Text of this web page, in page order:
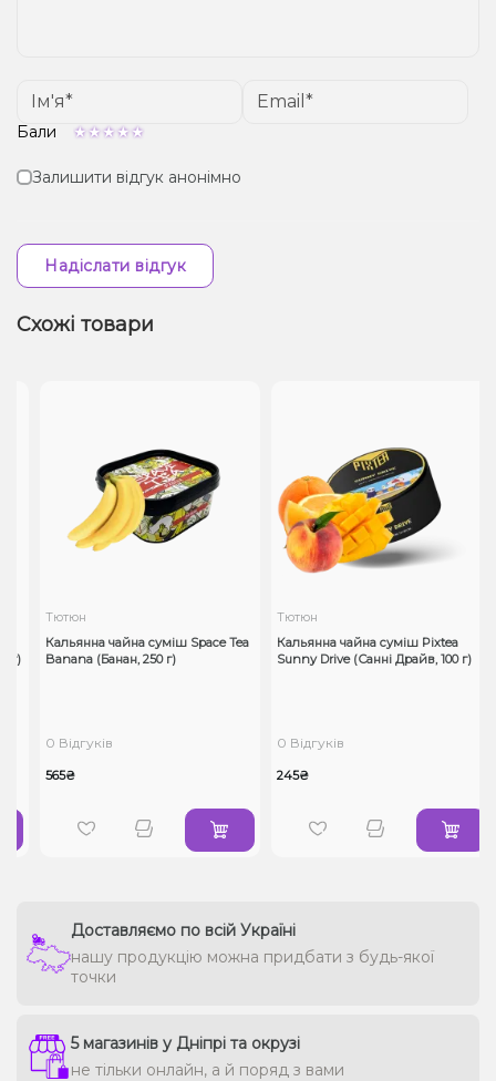
Бали
Залишити відгук анонімно
Надіслати відгук
Схожі товари
Тютюн
Кальянна чайна суміш Space Tea
Banana (Банан, 250 г)
0 Відгуків
565₴
Тютюн
Кальянна чайна суміш Pixtea
Sunny Drive (Санні Драйв, 100 г)
0 Відгуків
245₴
Доставляємо по всій Україні
нашу продукцію можна придбати з будь-якої
точки
5 магазинів у Дніпрі та окрузі
не тільки онлайн, а й поряд з вами